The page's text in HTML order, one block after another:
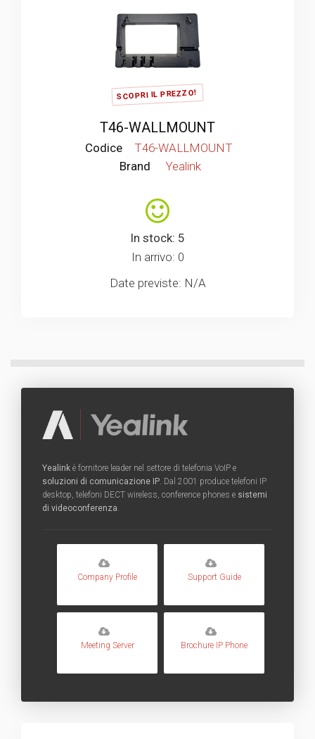
SCOPRI IL PREZZO!
T46-WALLMOUNT
Codice
T46-WALLMOUNT
Brand
Yealink
In stock: 5
In arrivo: 0
Date previste: N/A
Yealink è fornitore leader nel settore di telefonia VoIP e
soluzioni di comunicazione IP. Dal 2001 produce telefoni IP
desktop, telefoni DECT wireless, conference phones e sistemi
di videoconferenza.
Company Profile Support Guide
Meeting Server Brochure IP Phone